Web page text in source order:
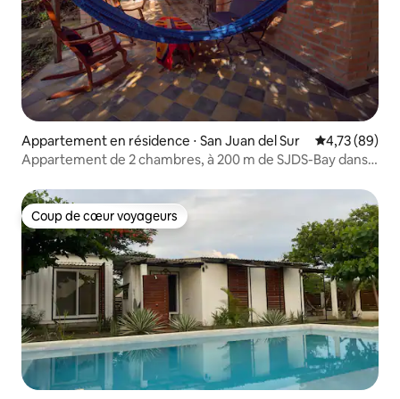
Appartement en résidence ⋅ San Juan del Sur Évaluation
4,73 (89)
Appartement de 2 chambres, à 200 m de SJDS-Bay dans
Coup de cœur voyageurs
Coup de cœur voyageurs